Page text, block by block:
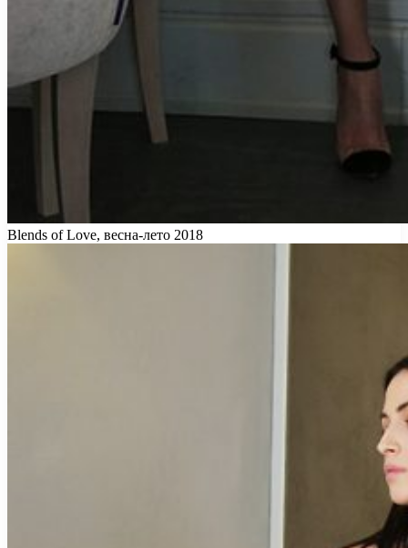
Blends of Love, весна-лето 2018